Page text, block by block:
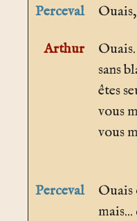
Perceval
Arthur
sans
êtes
vous
vous
Perceval
Ouais